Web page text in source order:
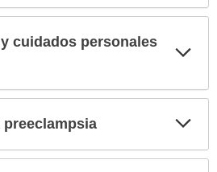
cuidados personales